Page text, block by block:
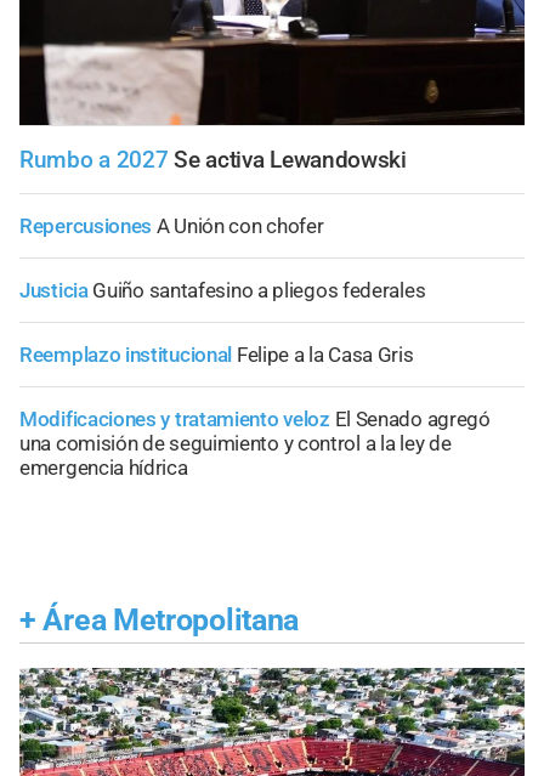
Rumbo a 2027 Se activa Lewandowski
Repercusiones A Unión con chofer
Justicia Guiño santafesino a pliegos federales
Reemplazo institucional Felipe a la Casa Gris
Modificaciones y tratamiento veloz El Senado agregó
una comisión de seguimiento y control a la ley de
emergencia hídrica
+ Área Metropolitana